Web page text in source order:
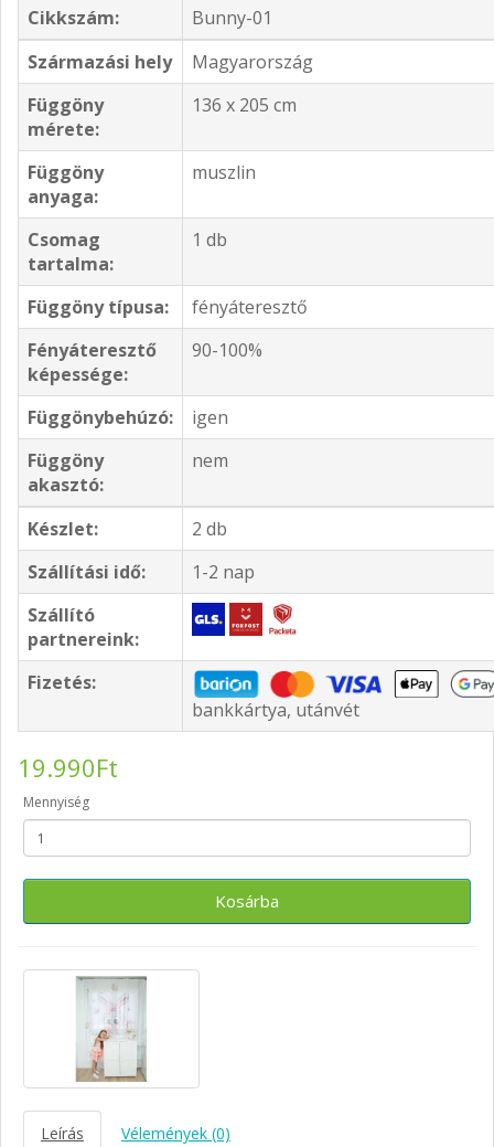
Cikkszám:
Bunny-01
Származási hely
Magyarország
Függöny
mérete:
136 x 205 cm
Függöny
anyaga:
muszlin
Csomag
tartalma:
1 db
Függöny típusa:
fényáteresztő
Fényáteresztő
képessége:
90-100%
Függönybehúzó:
igen
Függöny
akasztó:
nem
Készlet:
2 db
Szállítási idő:
1-2 nap
Szállító
partnereink:
Fizetés:
bankkártya, utánvét
19.990Ft
Mennyiség
Kosárba
Leírás Vélemények (0)